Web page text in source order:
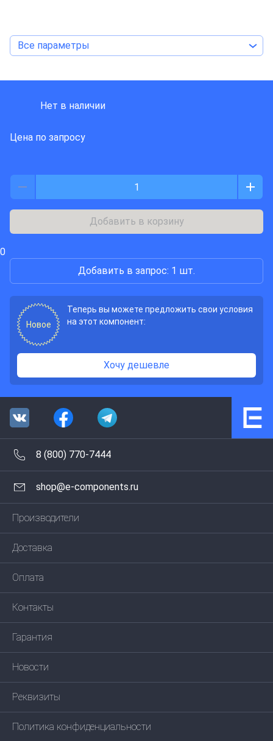
Все параметры
Нет в наличии
Цена по запросу
Добавить в корзину
0
Добавить в запрос: 1 шт.
Новое
Теперь вы можете предложить свои условия
на этот компонент:
Хочу дешевле
8 (800) 770-7444
shop@e-components.ru
Производители
Доставка
Оплата
Контакты
Гарантия
Новости
Реквизиты
Политика конфиденциальности